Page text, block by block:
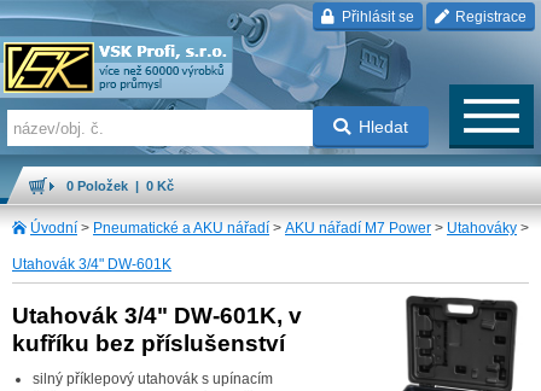
Přihlásit se Registrace
Hledat
0 Položek | 0 Kč
Úvodní > Pneumatické a AKU nářadí > AKU nářadí M7 Power > Utahováky >
Utahovák 3/4" DW-601K
Utahovák 3/4" DW-601K, v
kufříku bez příslušenství
silný příklepový utahovák s upínacím